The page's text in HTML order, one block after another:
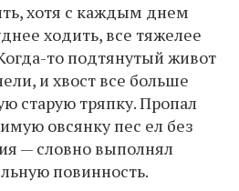
хотя с каждым днем
ходить, все тяжелее
то подтянутый живот
и хвост все больше
старую тряпку. Пропал
овсянку пес ел без
— словно выполнял
повинность.